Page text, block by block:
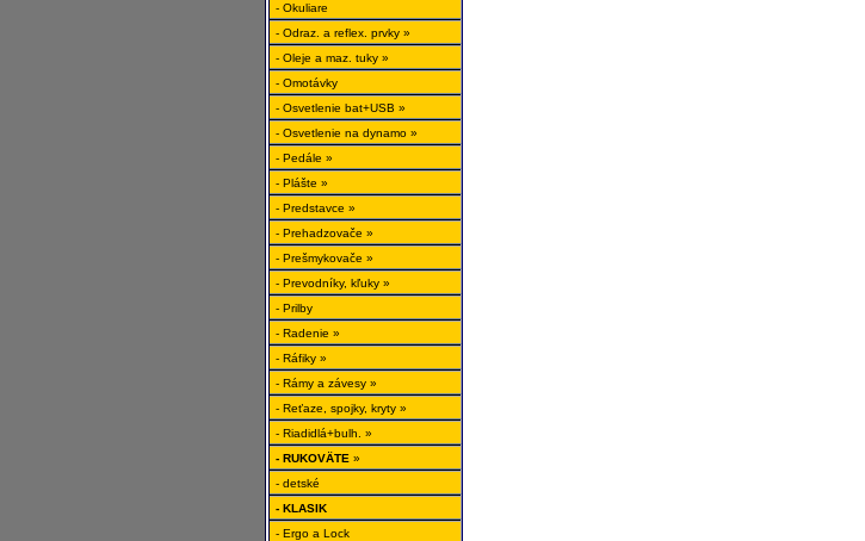
- Okuliare
- Odraz. a reflex. prvky »
- Oleje a maz. tuky »
- Omotávky
- Osvetlenie bat+USB »
- Osvetlenie na dynamo »
- Pedále »
- Plášte »
- Predstavce »
- Prehadzovače »
- Prešmykovače »
- Prevodníky, kľuky »
- Prilby
- Radenie »
- Ráfiky »
- Rámy a závesy »
- Reťaze, spojky, kryty »
- Riadidlá+bulh. »
- RUKOVÄTE »
- detské
- KLASIK
- Ergo a Lock